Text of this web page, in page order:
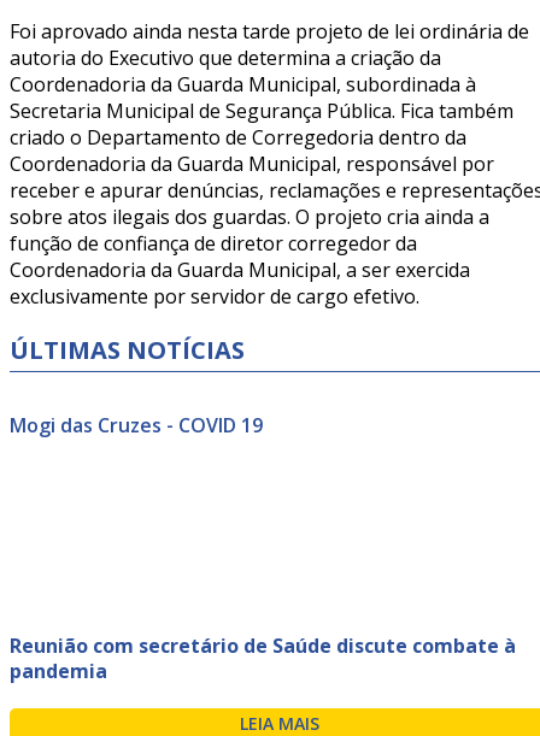
Foi aprovado ainda nesta tarde projeto de lei ordinária de
autoria do Executivo que determina a criação da
Coordenadoria da Guarda Municipal, subordinada à
Secretaria Municipal de Segurança Pública. Fica também
criado o Departamento de Corregedoria dentro da
Coordenadoria da Guarda Municipal, responsável por
receber e apurar denúncias, reclamações e
sobre atos ilegais dos guardas. O projeto cria ainda a
função de confiança de diretor corregedor da
Coordenadoria da Guarda Municipal, a ser exercida
exclusivamente por servidor de cargo efetivo.
ÚLTIMAS NOTÍCIAS
Mogi das Cruzes - COVID 19
Reunião com secretário de Saúde discute combate à
pandemia
LEIA MAIS